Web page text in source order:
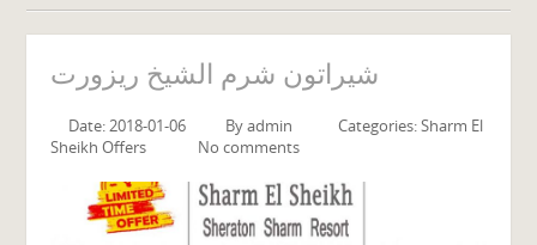
شيراتون شرم الشيخ ريزورت
Date: 2018-01-06 Byadmin Categories:Sharm El
Sheikh Offers
No comments